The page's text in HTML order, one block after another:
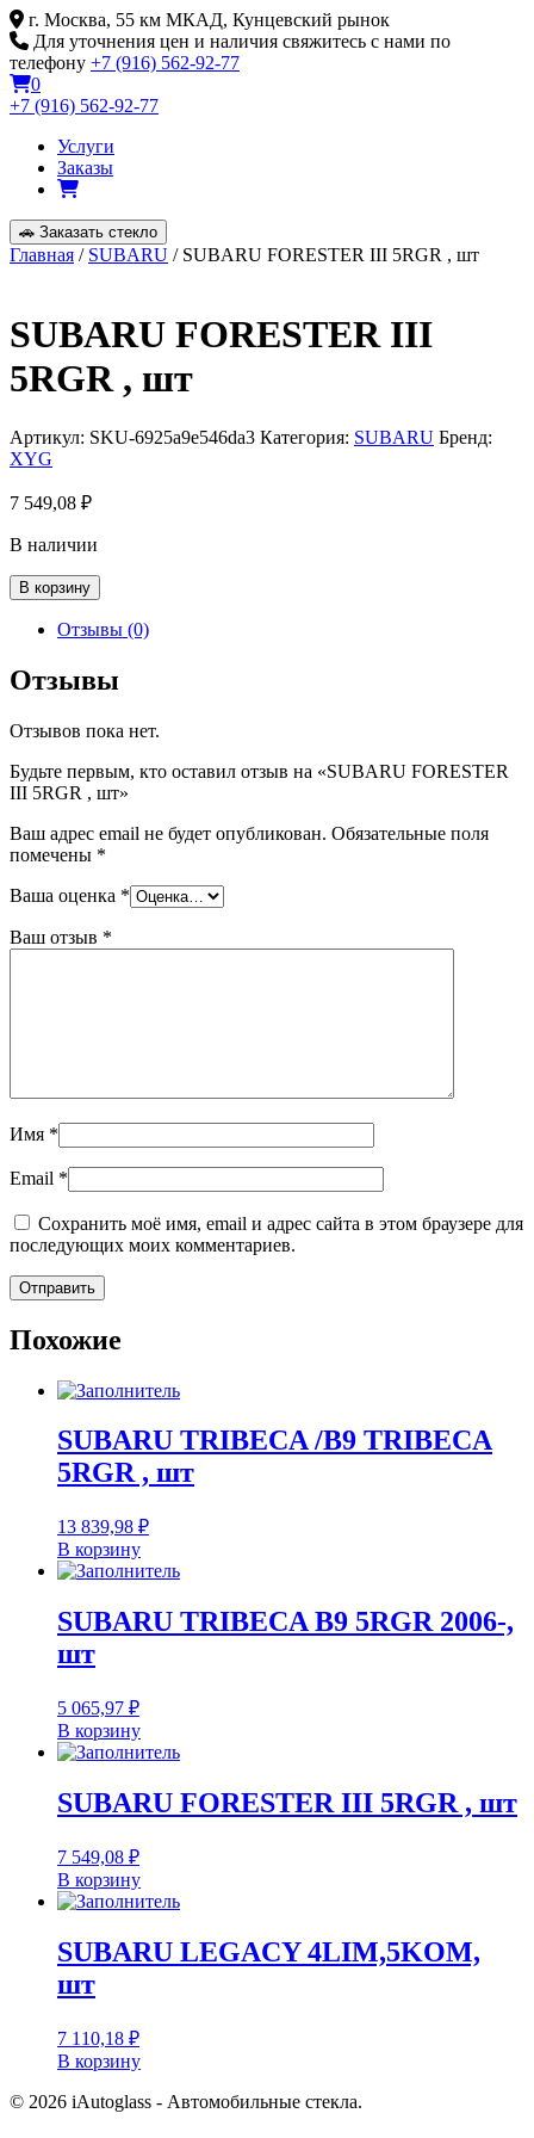
Skip
to
content
г. Москва, 55 км МКАД, Кунцевский рынок
Для уточнения цен и наличия свяжитесь с нами по
телефону +7 (916) 562-92-77
0
+7 (916) 562-92-77
Услуги
Заказы
🚗 Заказать стекло
Главная / SUBARU / SUBARU FORESTER III 5RGR , шт
SUBARU FORESTER III
5RGR , шт
Артикул: SKU-6925a9e546da3 Категория: SUBARU Бренд:
XYG
7 549,08 ₽
В наличии
Количество
товара
SUBARU
III
5RGR
шт
В корзину
Отзывы (0)
Отзывы
Отзывов пока нет.
Будьте первым, кто оставил отзыв на «SUBARU FORESTER
III 5RGR , шт»
Ваш адрес email не будет опубликован. Обязательные поля
помечены *
Ваша оценка *
Ваш отзыв *
Имя *
Email *
Сохранить моё имя, email и адрес сайта в этом браузере для
последующих моих комментариев.
Похожие
SUBARU TRIBECA /B9 TRIBECA
5RGR , шт
13 839,98 ₽
В корзину
SUBARU TRIBECA B9 5RGR 2006-,
шт
5 065,97 ₽
В корзину
SUBARU FORESTER III 5RGR , шт
7 549,08 ₽
В корзину
SUBARU LEGACY 4LIM,5KOM,
шт
7 110,18 ₽
В корзину
© 2026 iAutoglass - Автомобильные стекла.